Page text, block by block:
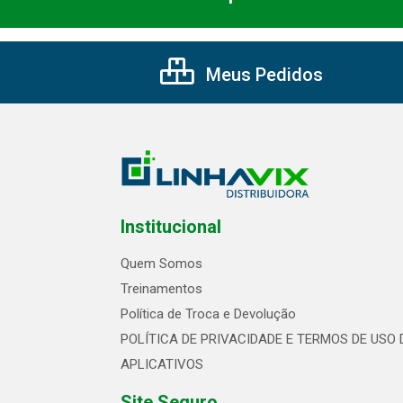
Meus Pedidos
Institucional
Quem Somos
Treinamentos
Política de Troca e Devolução
POLÍTICA DE PRIVACIDADE E TERMOS DE USO
APLICATIVOS